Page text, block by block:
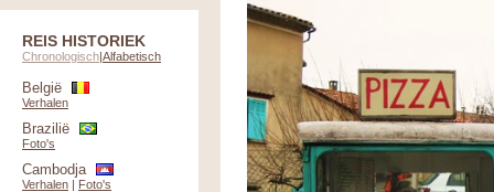
REIS HISTORIEK
Chronologisch|Alfabetisch
België
Verhalen
Brazilië
Foto's
Cambodja
Verhalen | Foto's